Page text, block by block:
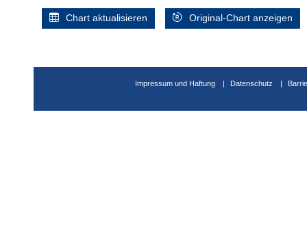
Chart aktualisieren Original-Chart anzeigen
Impressum und Haftung Datenschutz